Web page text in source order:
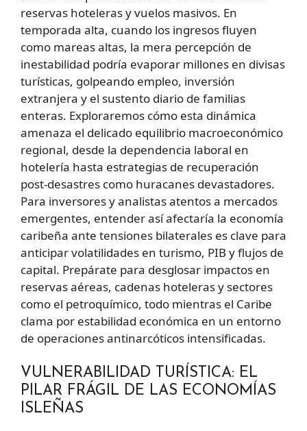
reservas hoteleras y vuelos masivos. En
temporada alta, cuando los ingresos fluyen
como mareas altas, la mera percepción de
inestabilidad podría evaporar millones en divisas
turísticas, golpeando empleo, inversión
extranjera y el sustento diario de familias
enteras. Exploraremos cómo esta dinámica
amenaza el delicado equilibrio macroeconómico
regional, desde la dependencia laboral en
hotelería hasta estrategias de recuperación
post-desastres como huracanes devastadores.
Para inversores y analistas atentos a mercados
emergentes, entender así afectaría la economía
caribeña ante tensiones bilaterales es clave para
anticipar volatilidades en turismo, PIB y flujos de
capital. Prepárate para desglosar impactos en
reservas aéreas, cadenas hoteleras y sectores
como el petroquímico, todo mientras el Caribe
clama por estabilidad económica en un entorno
de operaciones antinarcóticos intensificadas.
VULNERABILIDAD TURÍSTICA: EL
PILAR FRÁGIL DE LAS ECONOMÍAS
ISLEÑAS